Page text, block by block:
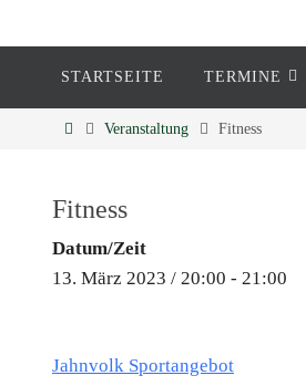
Eckenheim
STARTSEITE TERMINE
Veranstaltung Fitness
Fitness
Datum/Zeit
13. März 2023 / 20:00 - 21:00
Jahnvolk Sportangebot